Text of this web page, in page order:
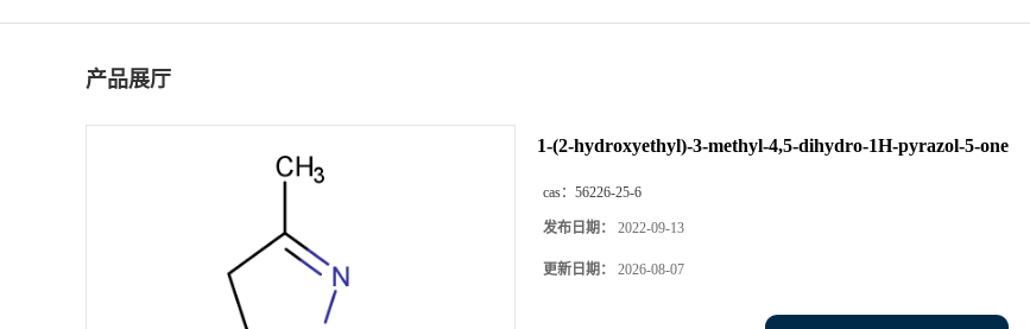
产品展厅
1-(2-hydroxyethyl)-3-methyl-4,5-dihydro-1H-pyrazol-5-one
cas： 56226-25-6
发布日期： 2022-09-13
更新日期： 2026-08-07